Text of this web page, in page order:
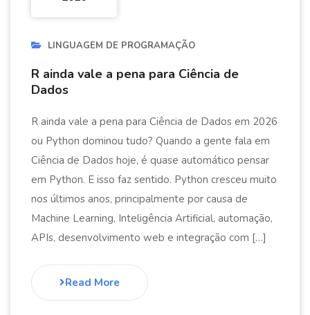
LINGUAGEM DE PROGRAMAÇÃO
R ainda vale a pena para Ciência de
Dados
R ainda vale a pena para Ciência de Dados em 2026
ou Python dominou tudo? Quando a gente fala em
Ciência de Dados hoje, é quase automático pensar
em Python. E isso faz sentido. Python cresceu muito
nos últimos anos, principalmente por causa de
Machine Learning, Inteligência Artificial, automação,
APIs, desenvolvimento web e integração com […]
Read More